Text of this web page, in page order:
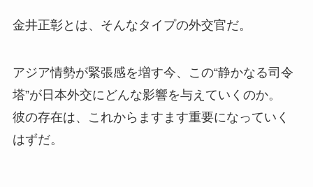
金井正彰とは、そんなタイプの外交官だ。
アジア情勢が緊張感を増す今、この“静かなる司令
塔”が日本外交にどんな影響を与えていくのか。
彼の存在は、これからますます重要になっていく
はずだ。